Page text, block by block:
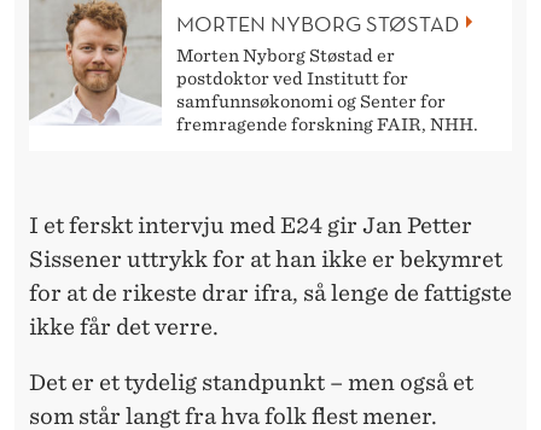
MORTEN NYBORG STØSTAD
Morten Nyborg Støstad er
postdoktor ved Institutt for
samfunnsøkonomi og Senter for
fremragende forskning FAIR, NHH.
I et ferskt intervju med E24 gir Jan Petter
Sissener uttrykk for at han ikke er bekymret
for at de rikeste drar ifra, så lenge de fattigste
ikke får det verre.
Det er et tydelig standpunkt – men også et
som står langt fra hva folk flest mener.